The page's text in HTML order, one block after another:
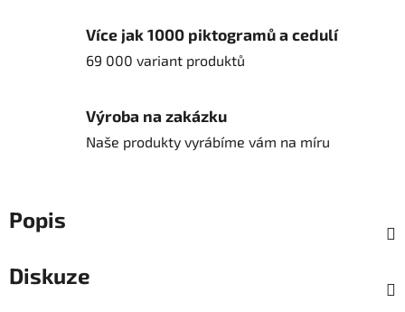
Více jak 1000 piktogramů a cedulí
69 000 variant produktů
Výroba na zakázku
Naše produkty vyrábíme vám na míru
Popis
Diskuze